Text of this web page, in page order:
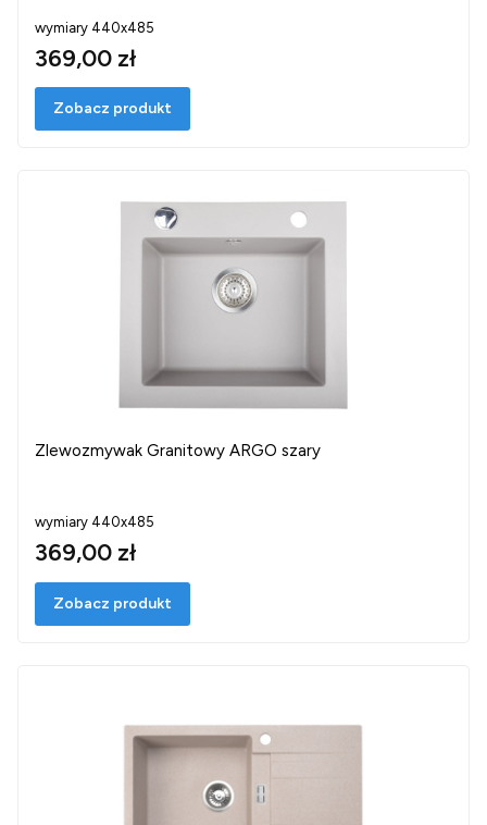
wymiary 440x485
369,00 zł
Zobacz produkt
Zlewozmywak Granitowy ARGO szary
wymiary 440x485
369,00 zł
Zobacz produkt